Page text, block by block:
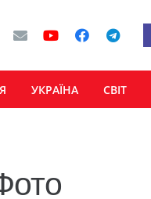
УКРАЇНА СВІТ